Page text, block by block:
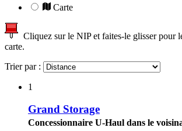
Carte
Cliquez sur le NIP et faites-le glisser pour
carte.
Trier par :
1
Grand Storage
Concessionnaire U-Haul dans le